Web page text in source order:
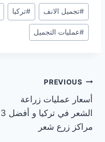
Post
Tags:
#تجميل الانف #تركيا
#عمليات التجميل
تصفّح
المقالات
PREVIOUS
أسعار عمليات زراعة
الشعر في تركيا و أفضل 3
مراكز زرع شعر